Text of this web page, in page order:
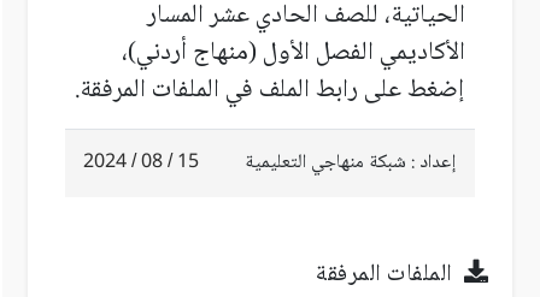
الحياتية، للصف الحادي عشر المسار
الأكاديمي الفصل الأول (منهاج أردني)،
إضغط على رابط الملف في الملفات المرفقة.
إعداد : شبكة منهاجي التعليمية 15 / 08 / 2024
الملفات المرفقة